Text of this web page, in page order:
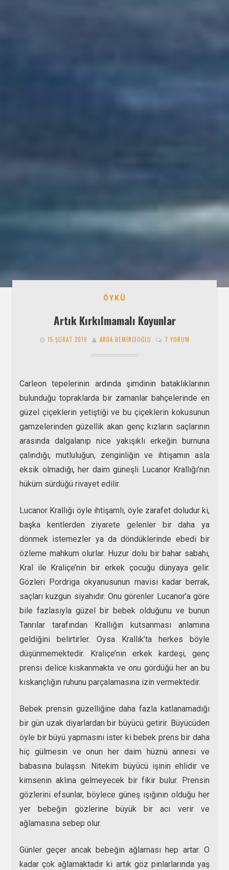
ÖYKÜ
Artık Kırkılmamalı Koyunlar
15 ŞUBAT 2016 ARDA DEMIRCIOĞLU 7 YORUM
Carleon tepelerinin ardında şimdinin bataklıklarının
bulunduğu topraklarda bir zamanlar bahçelerinde en
güzel çiçeklerin yetiştiği ve bu çiçeklerin kokusunun
gamzelerinden güzellik akan genç kızların saçlarının
arasında dalgalanıp nice yakışıklı erkeğin burnuna
çalındığı, mutluluğun, zenginliğin ve ihtişamın asla
eksik olmadığı, her daim güneşli Lucanor Krallığı’nın
hüküm sürdüğü rivayet edilir.
Lucanor Krallığı öyle ihtişamlı, öyle zarafet doludur ki,
başka kentlerden ziyarete gelenler bir daha ya
dönmek istemezler ya da döndüklerinde ebedi bir
özleme mahkum olurlar. Huzur dolu bir bahar sabahı,
Kral ile Kraliçe’nin bir erkek çocuğu dünyaya gelir.
Gözleri Pordriga okyanusunun mavisi kadar berrak,
saçları kuzgun siyahıdır. Onu görenler Lucanor’a göre
bile fazlasıyla güzel bir bebek olduğunu ve bunun
Tanrılar tarafından Krallığın kutsanması anlamına
geldiğini belirtirler. Oysa Krallık’ta herkes böyle
düşünmemektedir. Kraliçe’nin erkek kardeşi, genç
prensi delice kıskanmakta ve onu gördüğü her an bu
kıskançlığın ruhunu parçalamasına izin vermektedir.
Bebek prensin güzelliğine daha fazla katlanamadığı
bir gün uzak diyarlardan bir büyücü getirir. Büyücüden
öyle bir büyü yapmasını ister ki bebek prens bir daha
hiç gülmesin ve onun her daim hüznü annesi ve
babasına bulaşsın. Nitekim büyücü işinin ehlidir ve
kimsenin aklına gelmeyecek bir fikir bulur. Prensin
gözlerini efsunlar, böylece güneş ışığının olduğu her
yer bebeğin gözlerine büyük bir acı verir ve
ağlamasına sebep olur.
Günler geçer ancak bebeğin ağlaması hep artar. O
kadar çok ağlamaktadır ki artık göz pınlarlarında yaş